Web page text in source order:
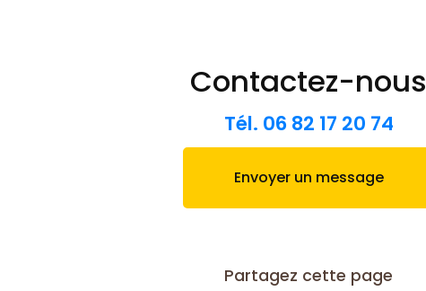
Contactez-nous
Tél. 06 82 17 20 74
Envoyer un message
Partagez cette page